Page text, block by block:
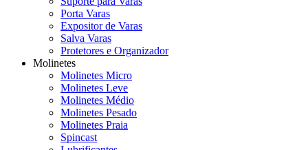
Porta Varas
Expositor de Varas
Salva Varas
Protetores e Organizador
Molinetes
Molinetes Micro
Molinetes Leve
Molinetes Médio
Molinetes Pesado
Molinetes Praia
Spincast